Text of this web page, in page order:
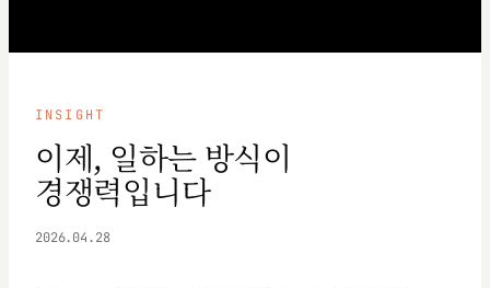
INSIGHT
이제, 일하는 방식이
경쟁력입니다
2026.04.28